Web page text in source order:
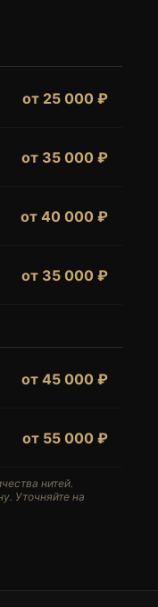
от 25 000 ₽
от 35 000 ₽
от 40 000 ₽
от 35 000 ₽
от 45 000 ₽
от 55 000 ₽
нитей.
Уточняйте на